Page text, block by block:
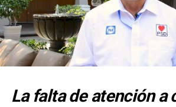
La falta de atención a